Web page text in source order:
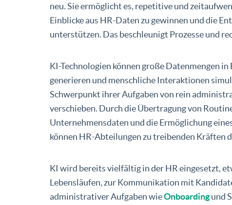
neu. Sie ermöglicht es, repetitive und
Einblicke aus HR-Daten zu gewinnen und die
unterstützen. Das beschleunigt Prozesse und
KI-Technologien können große Datenmengen
generieren und menschliche Interaktionen
Schwerpunkt ihrer Aufgaben von rein
verschieben. Durch die Übertragung von
Unternehmensdaten und die Ermöglichung
können HR-Abteilungen zu treibenden Kräften
KI wird bereits vielfältig in der HR eingesetzt,
Lebensläufen, zur Kommunikation mit
administrativer Aufgaben wieOnboardingund